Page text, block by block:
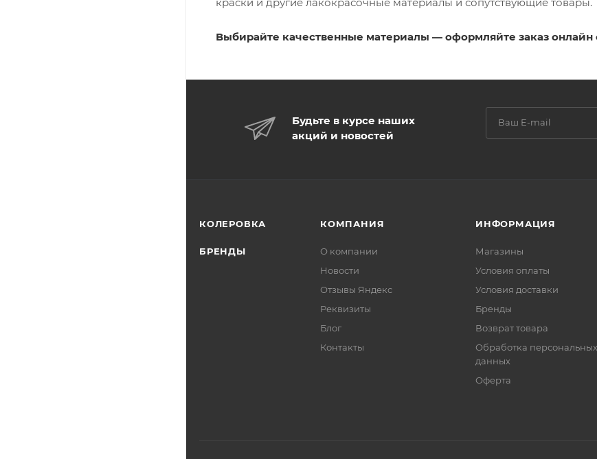
Выбирайте качественные материалы — оформляйте заказ онлайн
Будьте в курсе наших
акций и новостей
КОЛЕРОВКА
БРЕНДЫ
КОМПАНИЯ
О компании
Новости
Отзывы Яндекс
Реквизиты
Блог
Контакты
ИНФОРМАЦИЯ
Магазины
Условия оплаты
Условия доставки
Бренды
Возврат товара
Обработка персональных
данных
Оферта